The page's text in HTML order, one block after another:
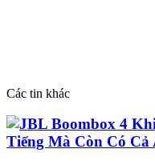
Các tin khác
JBL Boombox 4
Tiếng Mà Còn Có Cả